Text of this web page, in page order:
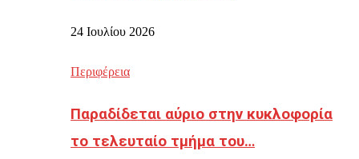
24 Ιουλίου 2026
Περιφέρεια
Παραδίδεται αύριο στην κυκλοφορία
το τελευταίο τμήμα του…